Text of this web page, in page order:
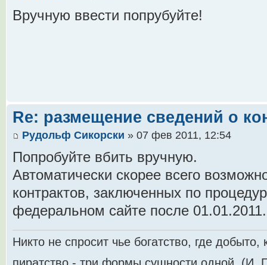
Вручную ввести попрубуйте!
Re: размещение сведений о
Рудольф Сикорски » 07 фев 2011, 12:54
Попробуйте вбить вручную.
Автоматически скорее всего
контрактов, заключенных по
федеральном сайте после
Никто не спросит чье богатство, где